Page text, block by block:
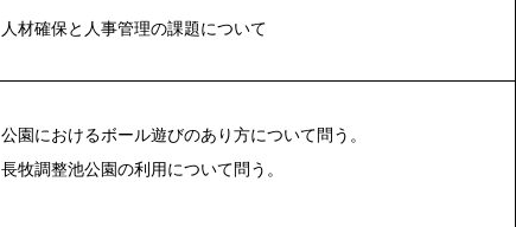
人材確保と人事管理の課題について
公園におけるボール遊びのあり方について問う。
長牧調整池公園の利用について問う。